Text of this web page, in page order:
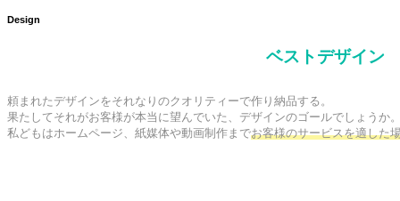
Design
ベストデザイン
頼まれたデザインをそれなりのクオリティーで作り納品する。
果たしてそれがお客様が本当に望んでいた、デザインのゴールでしょうか
私どもはホームページ、紙媒体や動画制作までお客様のサービスを適した